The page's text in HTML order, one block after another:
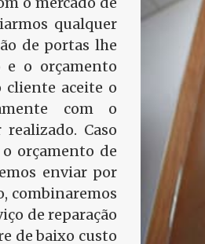
qualquer
de portas lhe
e o orçamento
cliente aceite o
com o
Caso
orçamento de
enviar por
combinaremos
de reparação
de baixo custo